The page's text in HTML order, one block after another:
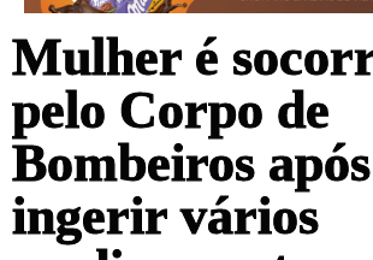
Mulher é
pelo Corpo de
Bombeiros após
ingerir vários